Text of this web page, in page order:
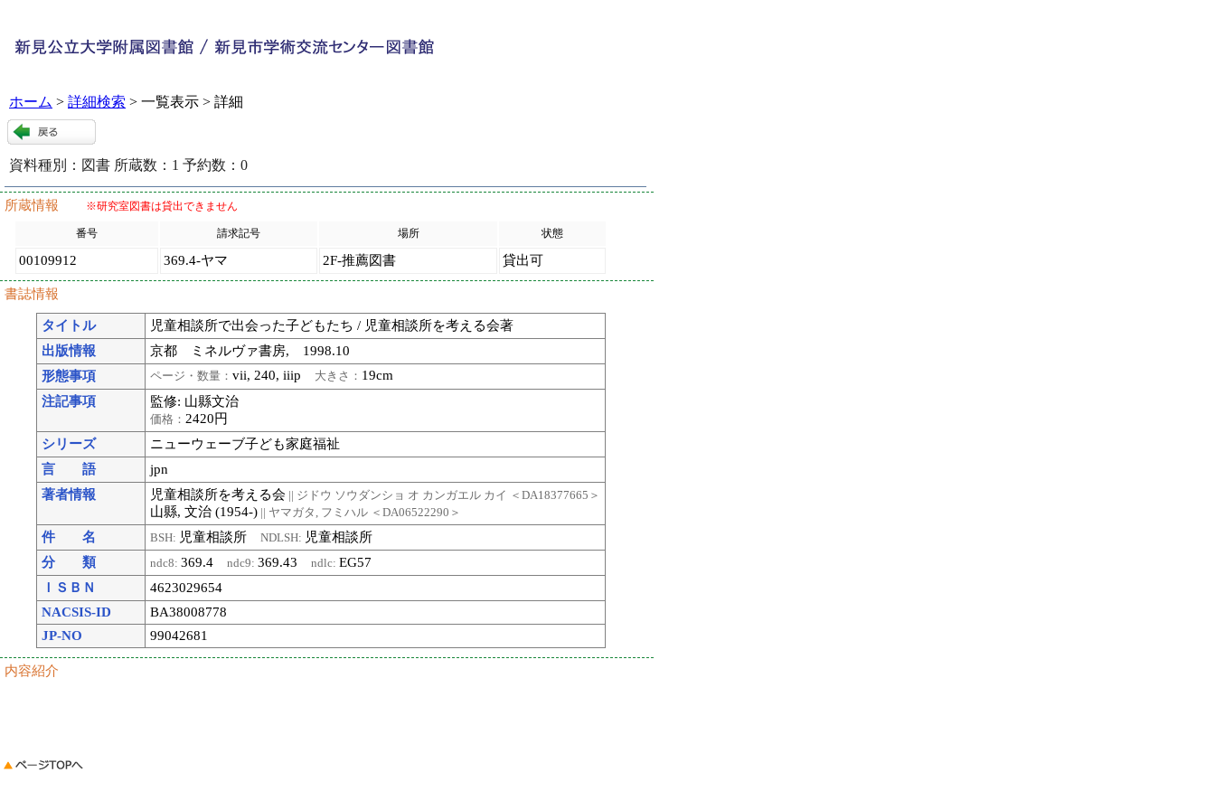
ホーム > 詳細検索 > 一覧表示 > 詳細
資料種別： 図書 所蔵数： 1 予約数： 0
所蔵情報 ※研究室図書は貸出できません
番号 請求記号 場所 状態
00109912 369.4-ヤマ 2F-推薦図書 貸出可
書誌情報
タイトル
児童相談所で出会った子どもたち / 児童相談所を考える会著
出版情報
京都 ミネルヴァ書房, 1998.10
形態事項
ページ・数量：vii, 240, iiip 大きさ： 19cm
注記事項
監修: 山縣文治
価格： 2420円
シリーズ
ニューウェーブ子ども家庭福祉
言 語
jpn
著者情報
児童相談所を考える会 || ジドウ ソウダンショ オ カンガエル カイ ＜DA18377665＞
山縣, 文治 (1954-) || ヤマガタ, フミハル ＜DA06522290＞
件 名 BSH: 児童相談所NDLSH: 児童相談所
分 類
ndc8:369.4ndc9:369.43ndlc:EG57
ＩＳＢＮ
4623029654
NACSIS-ID
BA38008778
JP-NO
99042681
内容紹介